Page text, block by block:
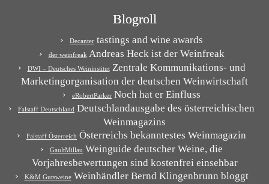
Blogroll
Decanter tastings and wine awards
der weinfreakAndreas Heck ist der Weinfreak
DWI – Deutsches WeininstitutZentrale Kommunikations- und
Marketingorganisation der deutschen Weinwirtschaft
eRobertParker Noch hat er Einfluss
Falstaff Deutschland Deutschlandausgabe des österreichischen
Weinmagazins
Falstaff Österreich Österreichs bekanntestes Weinmagazin
GaultMillau Weinguide deutscher Weine, die
Vorjahresbewertungen sind kostenfrei einsehbar
K&M GutsweineWeinhändler Bernd Klingenbrunn bloggt